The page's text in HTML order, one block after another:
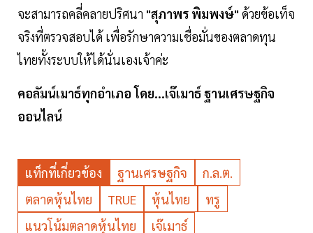
จะสามารถคลี่คลายปริศนา "สุภาพร พิมพงษ์" ด้วยข้อเท็จ
จริงที่ตรวจสอบได้ เพื่อรักษาความเชื่อมั่นของตลาดทุน
ไทยทั้งระบบให้ได้นั่นเองเจ้าค่ะ
คอลัมน์เมาธ์ทุกอำเภอ โดย...เจ๊เมาธ์ ฐานเศรษฐกิจ
ออนไลน์
แท็กที่เกี่ยวข้อง ฐานเศรษฐกิจ
ก.ล.ต.
ตลาดหุ้นไทย
TRUE หุ้นไทย
ทรู
แนวโน้มตลาดหุ้นไทย
เจ๊เมาธ์